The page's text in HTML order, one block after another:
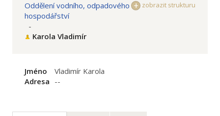
zobrazit strukturu
Oddělení vodního, odpadového
hospodářství
-
Karola Vladimír
Jméno
Vladimír Karola
Adresa --